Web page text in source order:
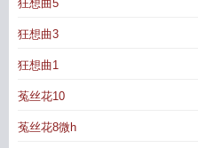
狂想曲5
狂想曲3
狂想曲1
菟丝花10
菟丝花8微h